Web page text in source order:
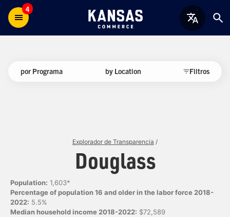
4
por Programa by Location Filtros
Explorador de Transparencia /
Douglass
Population: 1,603*
Percentage of population 16 and older in the labor force 2018-
2022: 5.5%
Median household income 2018-2022: $72,589